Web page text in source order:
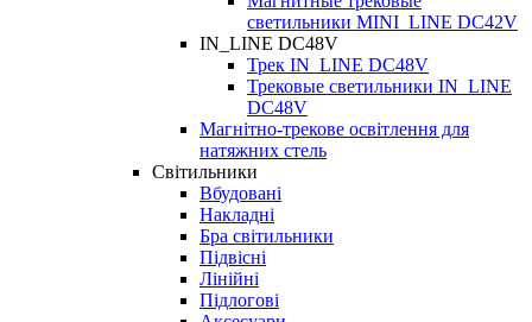
светильники MINI_LINE DC42V
IN_LINE DC48V
Трек IN_LINE DC48V
Трековые светильники IN_LINE
DC48V
Магнітно-трекове освітлення для
натяжних стель
Світильники
Вбудовані
Накладні
Бра світильники
Підвісні
Лінійні
Підлогові